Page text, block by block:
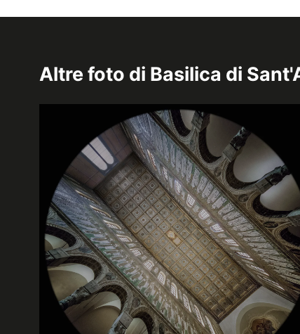
Altre foto di Basilica di